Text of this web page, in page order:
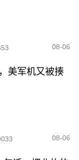
08-06
美军机又被揍
08-06